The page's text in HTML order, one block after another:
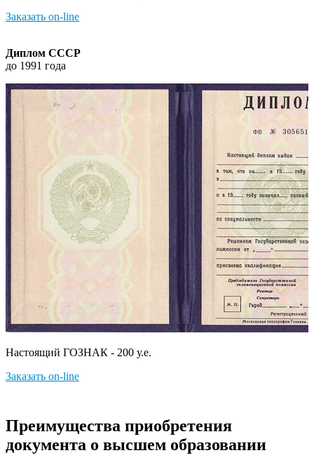
Заказать on-line
Диплом СССР
до 1991 года
Настоящий ГОЗНАК - 200 у.е.
Заказать on-line
Преимущества приобретения
документа о высшем образовании